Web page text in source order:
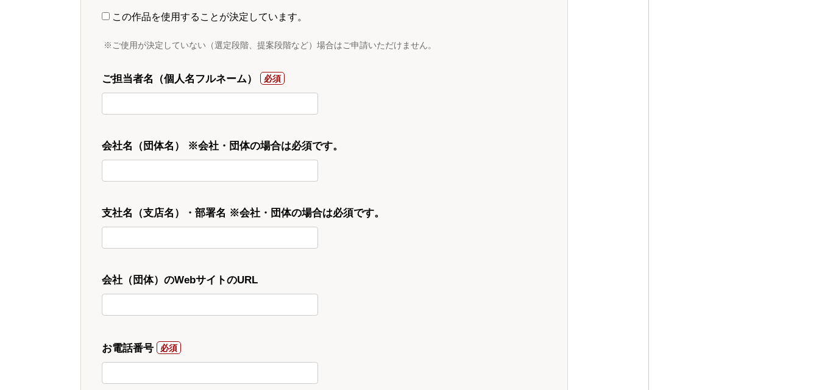
この作品を使用することが決定しています。
※ご使用が決定していない（選定段階、提案段階など）場合はご申請いただけません。
ご担当者名（個人名フルネーム）
会社名（団体名） ※会社・団体の場合は必須です。
支社名（支店名）・部署名 ※会社・団体の場合は必須です。
会社（団体）のWebサイトのURL
お電話番号